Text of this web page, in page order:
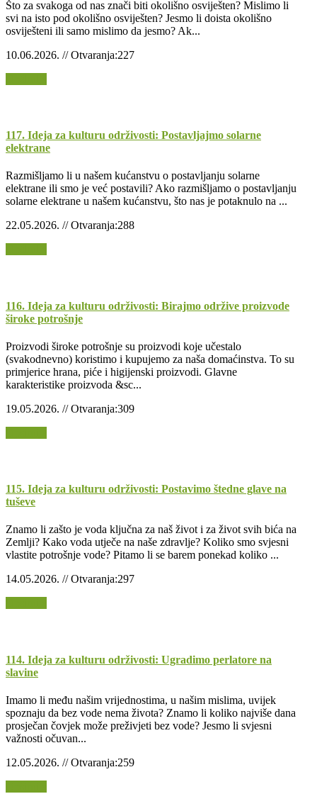
Što za svakoga od nas znači biti okolišno osviješten? Mislimo li
svi na isto pod okolišno osviješten? Jesmo li doista okolišno
osviješteni ili samo mislimo da jesmo? Ak...
10.06.2026. // Otvaranja:227
117. Ideja za kulturu održivosti: Postavljajmo solarne
elektrane
Razmišljamo li u našem kućanstvu o postavljanju solarne
elektrane ili smo je već postavili? Ako razmišljamo o postavljanju
solarne elektrane u našem kućanstvu, što nas je potaknulo na ...
22.05.2026. // Otvaranja:288
116. Ideja za kulturu održivosti: Birajmo održive proizvode
široke potrošnje
Proizvodi široke potrošnje su proizvodi koje učestalo
(svakodnevno) koristimo i kupujemo za naša domaćinstva. To su
primjerice hrana, piće i higijenski proizvodi. Glavne
karakteristike proizvoda &sc...
19.05.2026. // Otvaranja:309
115. Ideja za kulturu održivosti: Postavimo štedne glave na
tuševe
Znamo li zašto je voda ključna za naš život i za život svih bića na
Zemlji? Kako voda utječe na naše zdravlje? Koliko smo svjesni
vlastite potrošnje vode? Pitamo li se barem ponekad koliko ...
14.05.2026. // Otvaranja:297
114. Ideja za kulturu održivosti: Ugradimo perlatore na
slavine
Imamo li među našim vrijednostima, u našim mislima, uvijek
spoznaju da bez vode nema života? Znamo li koliko najviše dana
prosječan čovjek može preživjeti bez vode? Jesmo li svjesni
važnosti očuvan...
12.05.2026. // Otvaranja:259